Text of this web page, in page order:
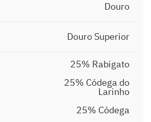
Douro
Douro Superior
25% Códega
25% Códega do
Larinho
25% Rabigato